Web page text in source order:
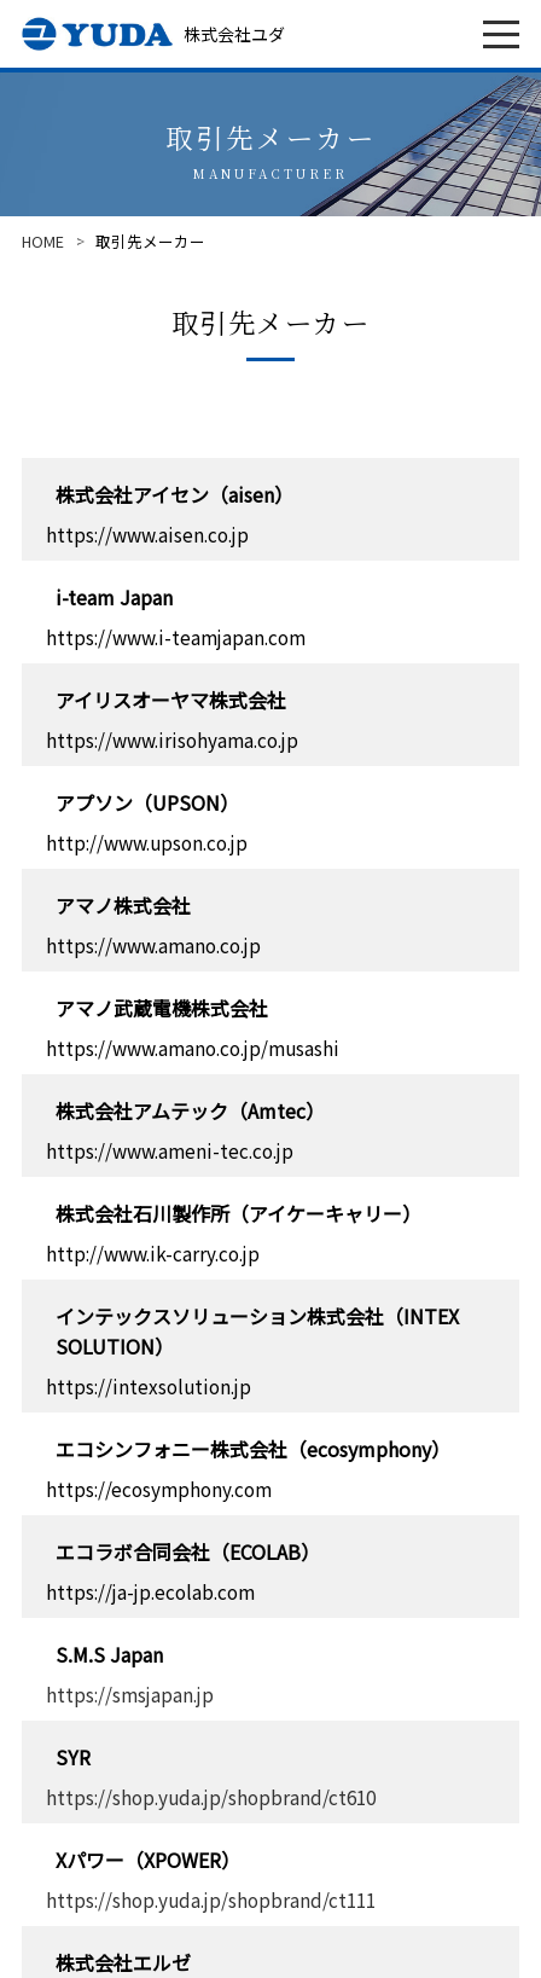
株式会社ユダ
取引先メーカー
MANUFACTURER
HOME 取引先メーカー
取引先メーカー
株式会社アイセン（aisen）
https://www.aisen.co.jp
i-team Japan
https://www.i-teamjapan.com
アイリスオーヤマ株式会社
https://www.irisohyama.co.jp
アプソン（UPSON）
http://www.upson.co.jp
アマノ株式会社
https://www.amano.co.jp
アマノ武蔵電機株式会社
https://www.amano.co.jp/musashi
株式会社アムテック（Amtec）
https://www.ameni-tec.co.jp
株式会社石川製作所（アイケーキャリー）
http://www.ik-carry.co.jp
インテックスソリューション株式会社（INTEX
SOLUTION）
https://intexsolution.jp
エコシンフォニー株式会社（ecosymphony）
https://ecosymphony.com
エコラボ合同会社（ECOLAB）
https://ja-jp.ecolab.com
S.M.S Japan
https://smsjapan.jp
SYR
https://shop.yuda.jp/shopbrand/ct610
Xパワー（XPOWER）
https://shop.yuda.jp/shopbrand/ct111
株式会社エルゼ